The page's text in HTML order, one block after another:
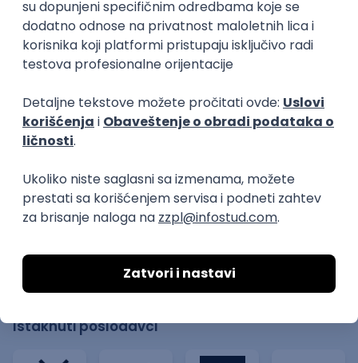
Novi Sad
12.08.2026.
Node.js AWS Cloud
RESTful
Microservices
Express Oauth Intermediate
Backend Software Engineer - Game
Experience Team
Beograd | Hibrid
08.08.2026.
Java Python
REST
C Cloud Kubernetes Senior
Istaknuti poslodavci